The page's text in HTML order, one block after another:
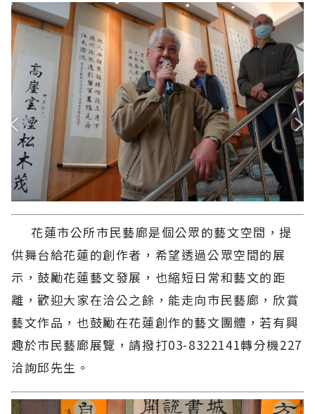
花蓮市公所市民藝廊是個公眾的藝文空間，提
供舞台給花蓮的創作者，希望透過公眾空間的展
示，鼓勵花蓮藝文發展，也縮短日常和藝文的距
離，歡迎大家在洽公之餘，能走向市民藝廊，欣賞
藝文作品，也鼓勵在花蓮創作的藝文團體，若有興
趣於市民藝廊展覽，請撥打03-8322141轉分機227
洽詢邱先生。